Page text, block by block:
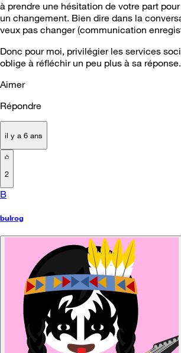
à prendre une hésitation de votre part
un changement. Bien dire dans la
veux pas changer (communication
Donc pour moi, privilégier les services
oblige à réfléchir un peu plus à sa réponse.
Aimer
Répondre
il y a 6 ans
2
B
bulrog